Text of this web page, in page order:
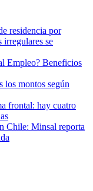
residencia por
se
Empleo? Beneficios
los montos según
frontal: hay cuatro
Chile: Minsal reporta